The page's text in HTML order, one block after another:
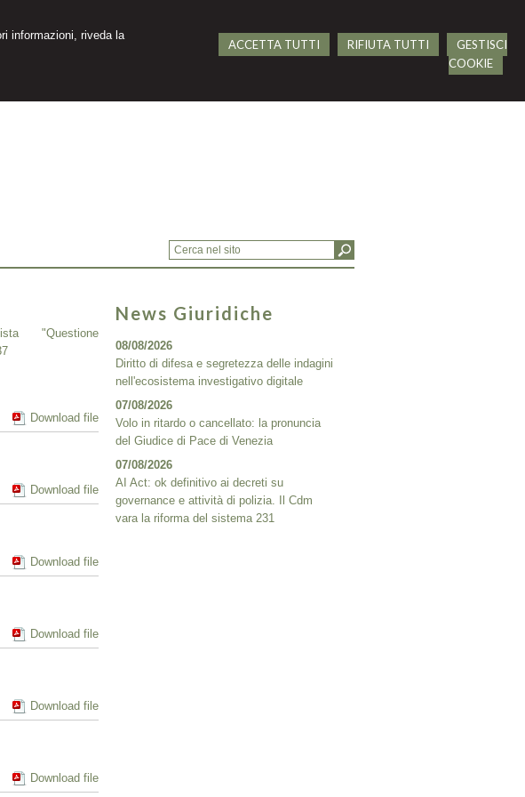
informazioni, riveda la
ACCETTA TUTTI RIFIUTA TUTTI
GESTISCI
COOKIE
"Questione
Download file
Download file
Download file
Download file
Download file
Download file
News Giuridiche
08/08/2026
Diritto di difesa e segretezza delle indagini
nell'ecosistema investigativo digitale
07/08/2026
Volo in ritardo o cancellato: la pronuncia
del Giudice di Pace di Venezia
07/08/2026
AI Act: ok definitivo ai decreti su
governance e attività di polizia. Il Cdm
vara la riforma del sistema 231